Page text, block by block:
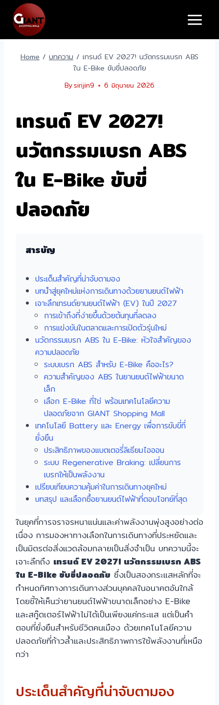
content
Home / บทความ / เทรนด์ EV 2027! นวัตกรรมเบรก ABS
ใน E-Bike ขับขี่ปลอดภัย
Bysirijin9 6 มิถุนายน 2026
เทรนด์ EV 2027!
นวัตกรรมเบรก ABS
ใน E-Bike ขับขี่
ปลอดภัย
สารบัญ
ประเด็นสำคัญที่น่าจับตามอง
บทนำสู่ยุคใหม่แห่งการเดินทางด้วยยานยนต์ไฟฟ้า
เจาะลึกเทรนด์ยานยนต์ไฟฟ้า (EV) ในปี 2027
การเข้าถึงที่ง่ายขึ้นด้วยต้นทุนที่ลดลง
การแข่งขันในตลาดและการเปิดตัวรุ่นใหม่
นวัตกรรมเบรก ABS ใน E-Bike: หัวใจสำคัญของ
ความปลอดภัย
ระบบเบรก ABS สำหรับ E-Bike คืออะไร?
ความสำคัญของ ABS ในยานยนต์ไฟฟ้าขนาด
เล็ก
เลือก E-Bike ที่ใช่ พร้อมเทคโนโลยีความ
ปลอดภัยจาก GIANT Shopping Mall
เทคโนโลยี Battery และ Energy เพื่อการขับขี่ที่
ยั่งยืน
ประสิทธิภาพของแบตเตอรี่ลิเธียมไอออน
ระบบ Regenerative Braking: เปลี่ยนการ
เบรกให้เป็นพลังงาน
เปรียบเทียบความคุ้มค่าในการเดินทางยุคใหม่
บทสรุป และเลือกซื้อยานยนต์ไฟฟ้าที่ตอบโจทย์ที่สุด
ในยุคที่การจราจรหนาแน่นและค่าพลังงานพุ่งสูงอย่างต่อ
เนื่อง การมองหาทางเลือกในการเดินทางที่ประหยัดและ
เป็นมิตรต่อสิ่งแวดล้อมกลายเป็นสิ่งจำเป็น บทความนี้จะ
เจาะลึกถึง เทรนด์ EV 2027! นวัตกรรมเบรก ABS
ใน E-Bike ขับขี่ปลอดภัย ซึ่งเป็นสองกระแสหลักที่จะ
กำหนดทิศทางการเดินทางส่วนบุคคลในอนาคตอันใกล้
โดยชี้ให้เห็นว่ายานยนต์ไฟฟ้าขนาดเล็กอย่าง E-Bike
และสกู๊ตเตอร์ไฟฟ้าไม่ได้เป็นเพียงแค่กระแส แต่เป็นคำ
ตอบที่ยั่งยืนสำหรับชีวิตคนเมือง ด้วยเทคโนโลยีความ
ปลอดภัยที่ก้าวล้ำและประสิทธิภาพการใช้พลังงานที่เหนือ
กว่า
ประเด็นสำคัญที่น่าจับตามอง